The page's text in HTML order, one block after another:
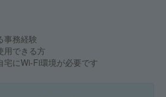
事務経験
用できる方
にWi-Fi環境が必要です